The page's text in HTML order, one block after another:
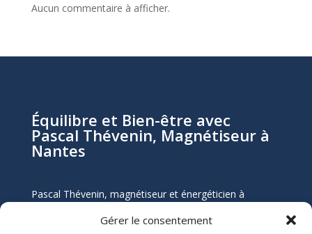
Gérer le consentement
Aucun commentaire à afficher.
Équilibre et Bien-être avec
Pascal Thévenin, Magnétiseur à
Nantes
Pascal Thévenin, magnétiseur et énergéticien à
grâce aux soins énergétiques. Que vous souffriez de